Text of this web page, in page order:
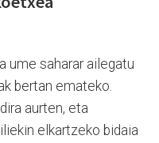
ume saharar ailegatu
bertan emateko.
aurten, eta
elkartzeko bidaia